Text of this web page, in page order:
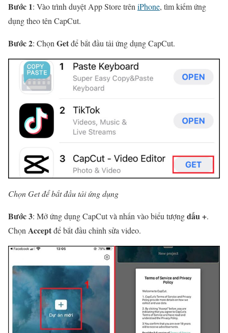
Bước 1: Vào trình duyệt App Store trêniPhone, tìm kiếm ứng
dụng theo tên CapCut.
Bước 2: ChọnGetđể bắt đầu tải ứng dụng CapCut.
Chọn Get để bắt đầu tải ứng dụng
Bước 3: Mở ứng dụng CapCut và nhấn vào biểu tượngdấu +.
Chọn Acceptđể bắt đầu chỉnh sửa video.